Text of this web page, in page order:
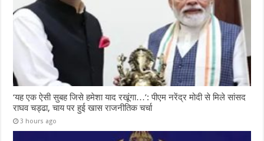
‘यह एक ऐसी सुबह जिसे हमेशा याद रखूंगा…’: पीएम नरेंद्र मोदी से मिले सांसद
राघव चड्ढा, चाय पर हुई खास राजनीतिक चर्चा
3 hours ago